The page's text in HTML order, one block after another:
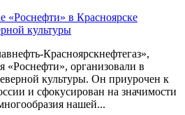
«Роснефти» в Красноярске
культуры
Красноярскнефтегаз»,
организовали в
культуры. Он приурочен к
и сфокусирован на значимости
нашей...